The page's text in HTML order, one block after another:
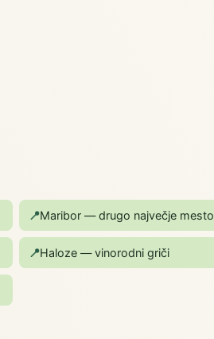
📍Maribor — drugo največje mesto
📍Haloze — vinorodni griči